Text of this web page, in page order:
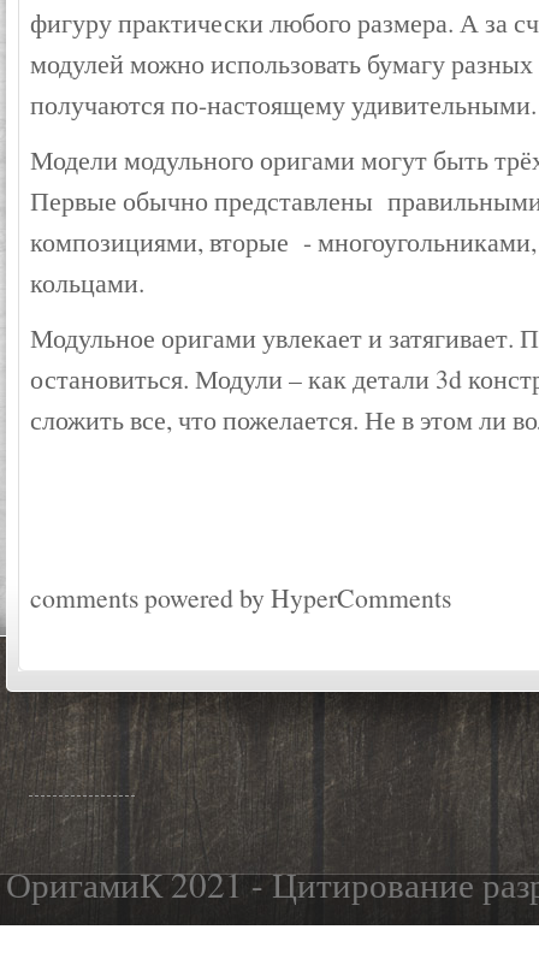
фигуру практически любого размера. А за
модулей можно использовать бумагу
получаются по-настоящему удивительными.
Модели модульного оригами могут быть
Первые обычно представлены
композициями, вторые -
кольцами.
Модульное оригами увлекает и затягивает.
остановиться. Модули – как детали 3d
сложить все, что пожелается. Не в этом ли
comments powered by HyperComments
ОригамиК 2021 - Цитирование